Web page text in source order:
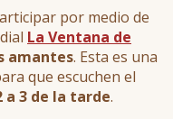
por medio de
La Ventana de
amantes. Esta es una
que escuchen el
a 3 de la tarde.